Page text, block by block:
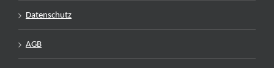
Datenschutz
AGB